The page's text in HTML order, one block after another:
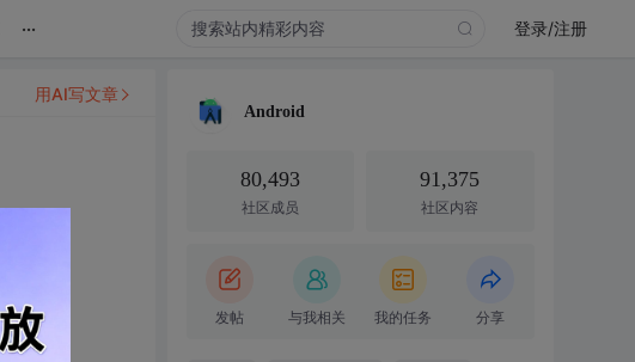
... 登录/注册
用AI写文章
Android
80,493
社区成员
91,375
社区内容
发帖 与我相关 我的任务 分享